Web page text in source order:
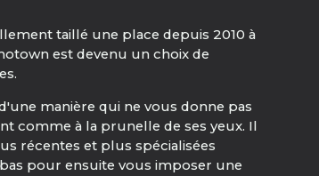
taillé une place depuis 2010 à
est devenu un choix de
manière qui ne vous donne pas
comme à la prunelle de ses yeux. Il
récentes et plus spécialisées
pour ensuite vous imposer une